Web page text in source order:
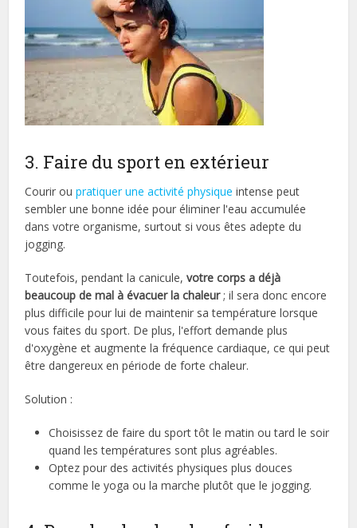
3. Faire du sport en extérieur
Courir oupratiquer une activité physique intense peut
sembler une bonne idée pour éliminer l'eau accumulée
dans votre organisme, surtout si vous êtes adepte du
jogging.
Toutefois, pendant la canicule,votre corps a déjà
beaucoup de mal à évacuer la chaleur; il sera donc encore
plus difficile pour lui de maintenir sa température lorsque
vous faites du sport. De plus, l'effort demande plus
d'oxygène et augmente la fréquence cardiaque, ce qui peut
être dangereux en période de forte chaleur.
Solution :
Choisissez de faire du sport tôt le matin ou tard le soir
quand les températures sont plus agréables.
Optez pour des activités physiques plus douces
comme le yoga ou la marche plutôt que le jogging.